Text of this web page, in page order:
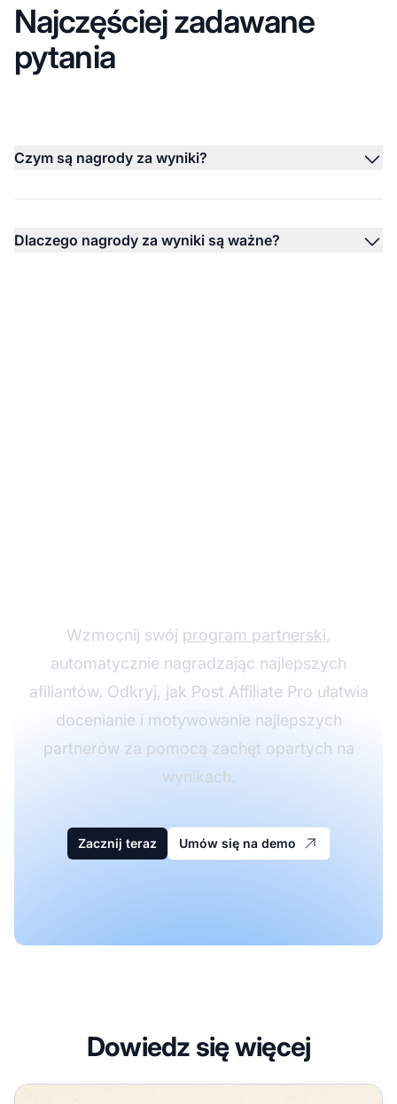
Najczęściej zadawane
pytania
Czym są nagrody za wyniki?
Dlaczego nagrody za wyniki są ważne?
Wzmocnij swój program partnerski,
automatycznie nagradzając najlepszych
afiliantów. Odkryj, jak Post Affiliate Pro ułatwia
docenianie i motywowanie najlepszych
partnerów za pomocą zachęt opartych na
wynikach.
Zacznij teraz Umów się na demo
Dowiedz się więcej
Czym są nagrody za wyniki? Kompletny przewodnik po